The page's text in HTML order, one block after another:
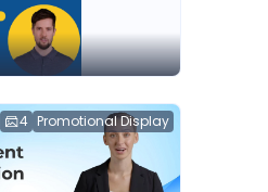
4 Promotional Display